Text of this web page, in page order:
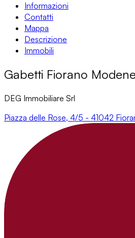
Informazioni
Contatti
Mappa
Descrizione
Immobili
Gabetti Fiorano
DEG Immobiliare Srl
Piazza delle Rose, 4/5 - 41042